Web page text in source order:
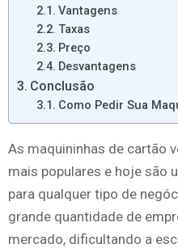
Vantagens
Taxas
Preço
Desvantagens
Conclusão
Como Pedir Sua
As maquininhas de cartão
mais populares e hoje são
para qualquer tipo de
grande quantidade de
mercado, dificultando a